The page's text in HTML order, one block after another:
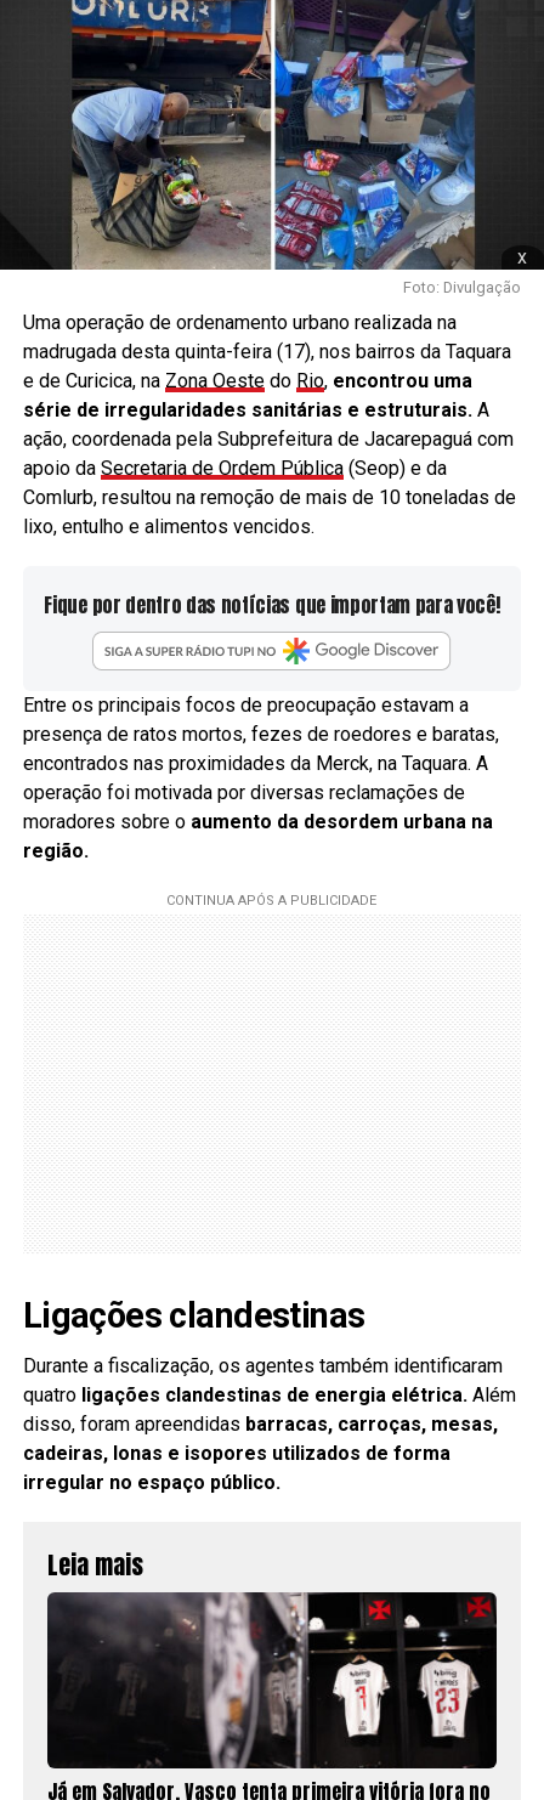
x
Foto: Divulgação
Uma operação de ordenamento urbano realizada na
madrugada desta quinta-feira (17), nos bairros da Taquara
e de Curicica, na Zona Oestedo Rio, encontrou uma
série de irregularidades sanitárias e estruturais. A
ação, coordenada pela Subprefeitura de Jacarepaguá com
apoio da Secretaria de Ordem Pública(Seop) e da
Comlurb, resultou na remoção de mais de 10 toneladas de
lixo, entulho e alimentos vencidos.
Fique por dentro das notícias que importam para você!
Entre os principais focos de preocupação estavam a
presença de ratos mortos, fezes de roedores e baratas,
encontrados nas proximidades da Merck, na Taquara. A
operação foi motivada por diversas reclamações de
moradores sobre o aumento da desordem urbana na
região.
Ligações clandestinas
Durante a fiscalização, os agentes também identificaram
quatro ligações clandestinas de energia elétrica. Além
disso, foram apreendidas barracas, carroças, mesas,
cadeiras, lonas e isopores utilizados de forma
irregular no espaço público.
Leia mais
Já em Salvador, Vasco tenta primeira vitória fora no